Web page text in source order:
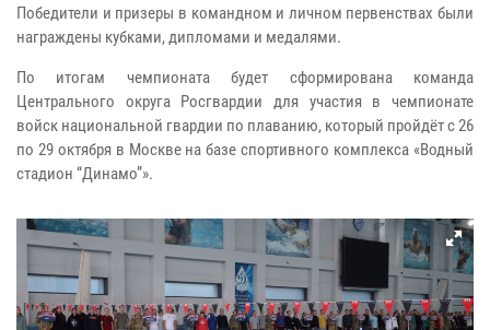
Победители и призеры в командном и личном первенствах были
награждены кубками, дипломами и медалями.
По итогам чемпионата будет сформирована команда
Центрального округа Росгвардии для участия в чемпионате
войск национальной гвардии по плаванию, который пройдёт с 26
по 29 октября в Москве на базе спортивного комплекса «Водный
стадион “Динамо”».